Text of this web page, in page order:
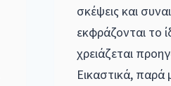
σκέψεις και
εκφράζονται το
χρειάζεται
Εικαστικά, παρά